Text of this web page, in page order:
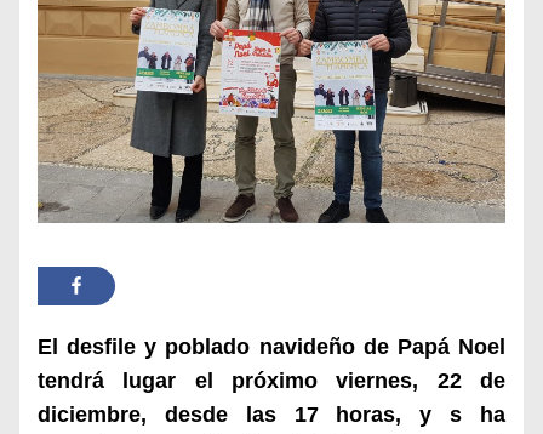
El desfile y poblado navideño de Papá Noel
tendrá lugar el próximo viernes, 22 de
diciembre, desde las 17 horas, y s ha